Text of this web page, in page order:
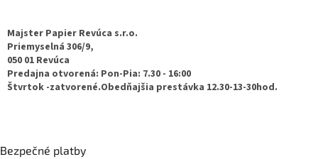
Majster Papier Revúca s.r.o.
Priemyselná 306/9,
050 01 Revúca
Predajna otvorená: Pon-Pia: 7.30 - 16:00
Štvrtok -zatvorené.Obedňajšia prestávka 12.30-13-30hod.
Bezpečné platby